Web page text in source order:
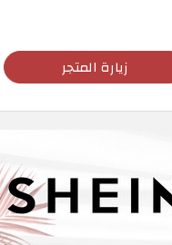
زيارة المتجر